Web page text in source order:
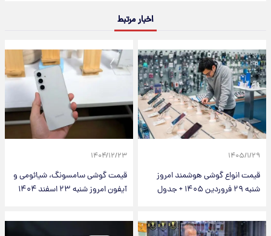
اخبار مرتبط
۱۴۰۵/۱/۲۹
قیمت انواع گوشی هوشمند امروز
شنبه ۲۹ فروردین ۱۴۰۵ + جدول
۱۴۰۴/۱۲/۲۳
قیمت گوشی سامسونگ، شیائومی و
آیفون امروز شنبه ۲۳ اسفند ۱۴۰۴